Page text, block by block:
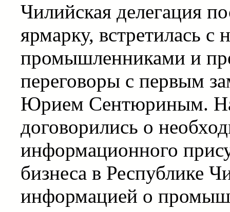
Чилийская делегация
ярмарку, встретилась с
промышленниками и
переговоры с первым
Юрием Сентюриным. На
договорились о
информационного
бизнеса в Республике
информацией о